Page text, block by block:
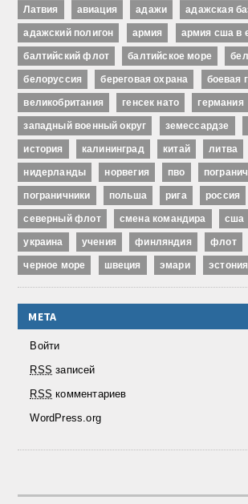
Латвия авиация адажи адажская
адажский полигон армия армия сша в
балтийский флот балтийское море
белоруссия береговая охрана боевая
великобритания генсек нато германия
западный военный округ земессардзе
история калининград китай литва
нидерланды норвегия пво
пограничники польша рига россия
северный флот смена командира сша
украина учения финляндия флот
черное море швеция эмари эстония
МЕТА
Войти
RSS записей
RSS комментариев
WordPress.org